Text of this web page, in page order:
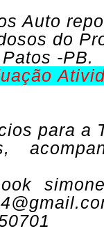
Auto
do
-PB.
para a